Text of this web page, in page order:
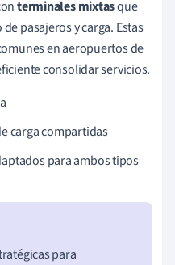
terminales mixtasque
pasajeros y carga. Estas
en aeropuertos de
consolidar servicios.
carga compartidas
para ambos tipos
para